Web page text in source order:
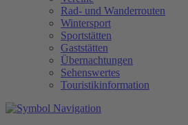
Rad- und Wanderrouten
Wintersport
Sportstätten
Gaststätten
Übernachtungen
Sehenswertes
Touristikinformation